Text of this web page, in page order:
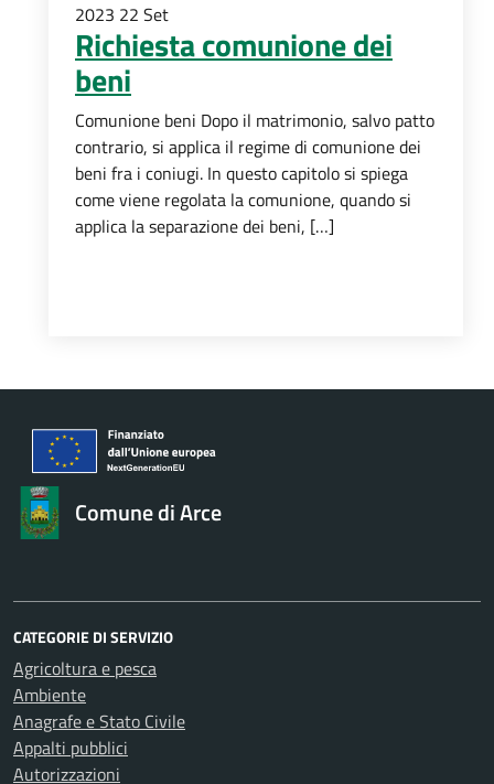
2023 22 Set
Richiesta comunione dei
beni
Comunione beni Dopo il matrimonio, salvo patto
contrario, si applica il regime di comunione dei
beni fra i coniugi. In questo capitolo si spiega
come viene regolata la comunione, quando si
applica la separazione dei beni, […]
Comune di Arce
CATEGORIE DI SERVIZIO
Agricoltura e pesca
Ambiente
Anagrafe e Stato Civile
Appalti pubblici
Autorizzazioni